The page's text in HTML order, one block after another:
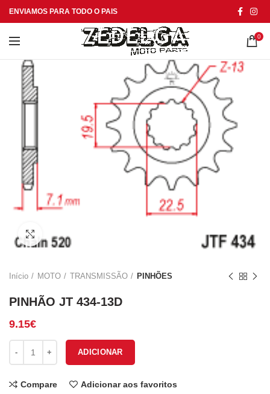
ENVIAMOS PARA TODO O PAIS
0
Click to enlarge
Início MOTO TRANSMISSÃO PINHÕES
PINHÃO JT 434-13D
9.15€
ADICIONAR
Compare Adicionar aos favoritos